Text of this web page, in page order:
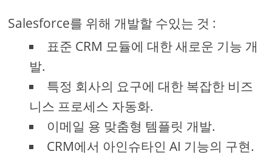
Salesforce를 위해 개발할 수있는 것 :
표준 CRM 모듈에 대한 새로운 기능 개
발.
특정 회사의 요구에 대한 복잡한 비즈
니스 프로세스 자동화.
이메일 용 맞춤형 템플릿 개발.
CRM에서 아인슈타인 AI 기능의 구현.